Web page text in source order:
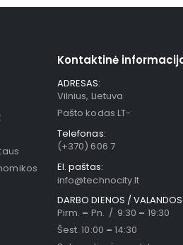
Kontaktinė
ADRESAS:
Vilnius, Lietuva
Pašto kodas LT-
Telefonas:
(+370) 606 7
El. paštas:
info@technocity.lt
DARBO DIENOS / VALANDOS
Pirm. – Pn. / 9:30 – 19:30
Šest. 10:00 – 14:30